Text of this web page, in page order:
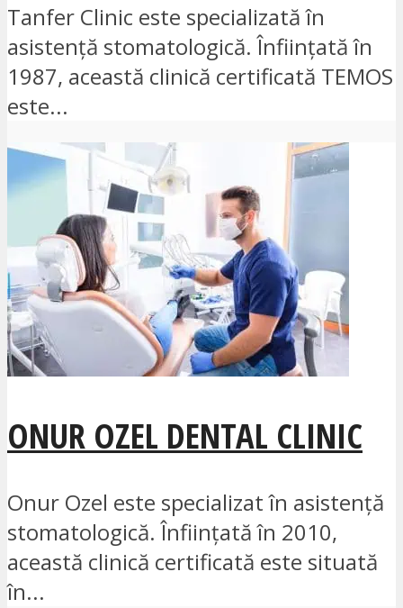
Tanfer Clinic este specializată în
asistență stomatologică. Înființată în
1987, această clinică certificată TEMOS
este...
ONUR OZEL DENTAL CLINIC
Onur Ozel este specializat în asistență
stomatologică. Înființată în 2010,
această clinică certificată este situată
în...